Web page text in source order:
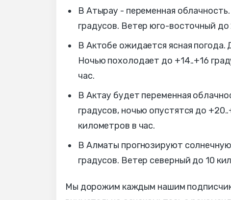
В Атырау - переменная
градусов. Ветер юго-восточный до
В Актобе ожидается ясная погода.
Ночью похолодает до +14..+16
час.
В Актау будет переменная
градусов, ночью опустятся до
километров в час.
В Алматы прогнозируют
градусов. Ветер северный до 10
Мы дорожим каждым нашим